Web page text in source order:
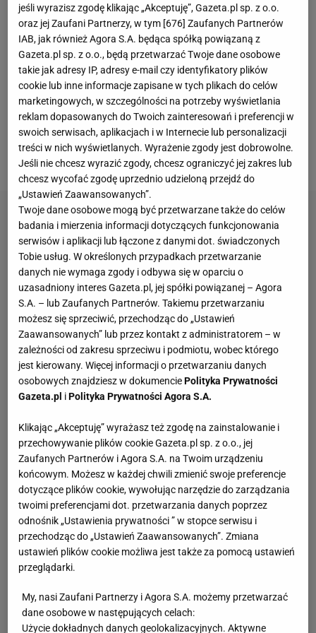
"Starej Damy" w 2024 roku. Niestety bieżący sezon
to dla Polaka pasmo udręk.Kontuzjakolana, której
doznał w sparingu reprezentacji Polski przedEuro
2024z Ukrainą (3:1), kosztowała go nie tylko udział
w mistrzostwach, ale i ogólnie pół roku kariery. Gdy
natomiast na początku nowego roku był już u progu
jej wyleczenia... zawiodła jego łydka, co oznaczało
kolejną przerwę.
jeśli wyrazisz zgodę klikając „Akceptuję”, Gazeta.pl sp. z o.o.
oraz jej Zaufani Partnerzy, w tym [676] Zaufanych Partnerów
IAB, jak również Agora S.A. będąca spółką powiązaną z
Gazeta.pl sp. z o.o., będą przetwarzać Twoje dane osobowe
takie jak adresy IP, adresy e-mail czy identyfikatory plików
cookie lub inne informacje zapisane w tych plikach do celów
marketingowych, w szczególności na potrzeby wyświetlania
reklam dopasowanych do Twoich zainteresowań i preferencji w
swoich serwisach, aplikacjach i w Internecie lub personalizacji
treści w nich wyświetlanych. Wyrażenie zgody jest dobrowolne.
Jeśli nie chcesz wyrazić zgody, chcesz ograniczyć jej zakres lub
chcesz wycofać zgodę uprzednio udzieloną przejdź do
„Ustawień Zaawansowanych”.
Twoje dane osobowe mogą być przetwarzane także do celów
badania i mierzenia informacji dotyczących funkcjonowania
serwisów i aplikacji lub łączone z danymi dot. świadczonych
Tobie usług. W określonych przypadkach przetwarzanie
danych nie wymaga zgody i odbywa się w oparciu o
uzasadniony interes Gazeta.pl, jej spółki powiązanej – Agora
S.A. – lub Zaufanych Partnerów. Takiemu przetwarzaniu
możesz się sprzeciwić, przechodząc do „Ustawień
Zaawansowanych” lub przez kontakt z administratorem – w
zależności od zakresu sprzeciwu i podmiotu, wobec którego
jest kierowany. Więcej informacji o przetwarzaniu danych
osobowych znajdziesz w dokumenciePolityka Prywatności
Gazeta.pl iPolityka Prywatności Agora S.A.
Klikając „Akceptuję” wyrażasz też zgodę na zainstalowanie i
przechowywanie plików cookie Gazeta.pl sp. z o.o., jej
Zaufanych Partnerów i Agora S.A. na Twoim urządzeniu
końcowym. Możesz w każdej chwili zmienić swoje preferencje
dotyczące plików cookie, wywołując narzędzie do zarządzania
twoimi preferencjami dot. przetwarzania danych poprzez
odnośnik „Ustawienia prywatności ” w stopce serwisu i
przechodząc do „Ustawień Zaawansowanych”. Zmiana
ustawień plików cookie możliwa jest także za pomocą ustawień
przeglądarki.
My, nasi Zaufani Partnerzy i Agora S.A. możemy przetwarzać
dane osobowe w następujących celach:
Użycie dokładnych danych geolokalizacyjnych. Aktywne